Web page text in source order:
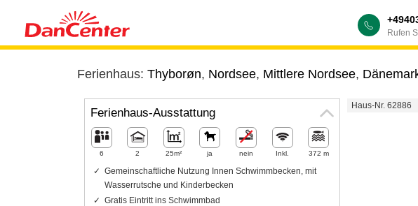
Rufen
Ferienhaus: Thyborøn, Nordsee, Mittlere Nordsee,
Haus-Nr. 62886
Ferienhaus-Ausstattung
6 2 25m² ja nein Inkl. 372 m
Gemeinschaftliche Nutzung Innen Schwimmbecken, mit
Wasserrutsche und Kinderbecken
Gratis Eintritt ins Schwimmbad